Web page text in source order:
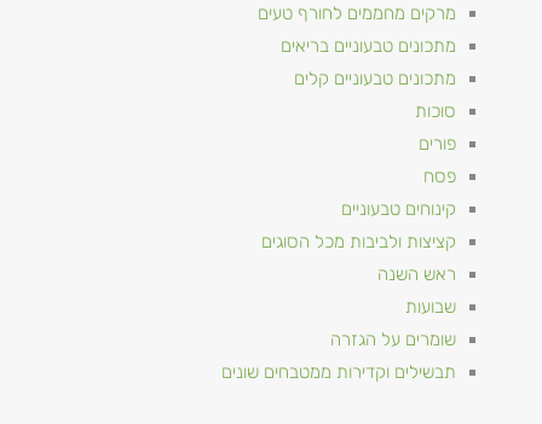
מרקים מחממים לחורף טעים
מתכונים טבעוניים​ בריאים
מתכונים טבעוניים קלים
סוכות
פורים
פסח
קינוחים טבעוניים
קציצות ולביבות מכל הסוגים
ראש השנה
שבועות
שומרים על הגזרה
תבשילים וקדירות ממטבחים שונים